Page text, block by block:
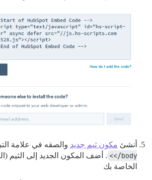
أنشئ مكون ثيم جديد والصقه في علامة
</body>
. أضف المكون الجديد إلى الثيم
الخاصة بك